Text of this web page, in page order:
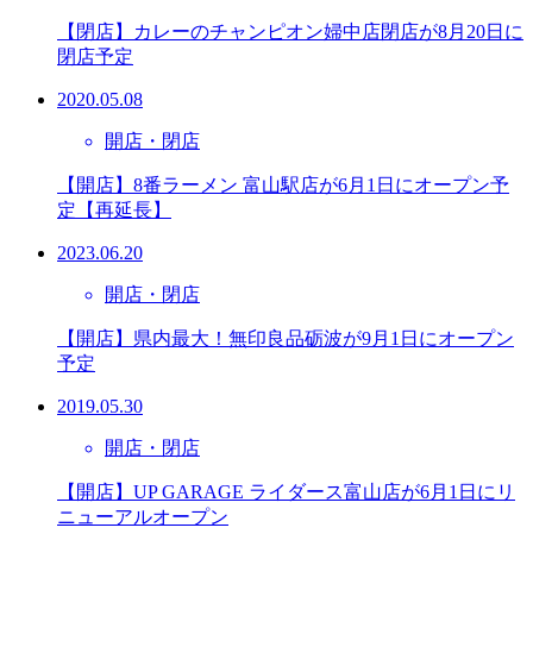
【閉店】カレーのチャンピオン婦中店閉店が8月20日に
閉店予定
2020.05.08
開店・閉店
【開店】8番ラーメン 富山駅店が6月1日にオープン予
定【再延長】
2023.06.20
開店・閉店
【開店】県内最大！無印良品砺波が9月1日にオープン
予定
2019.05.30
開店・閉店
【開店】UP GARAGE ライダース富山店が6月1日にリ
ニューアルオープン